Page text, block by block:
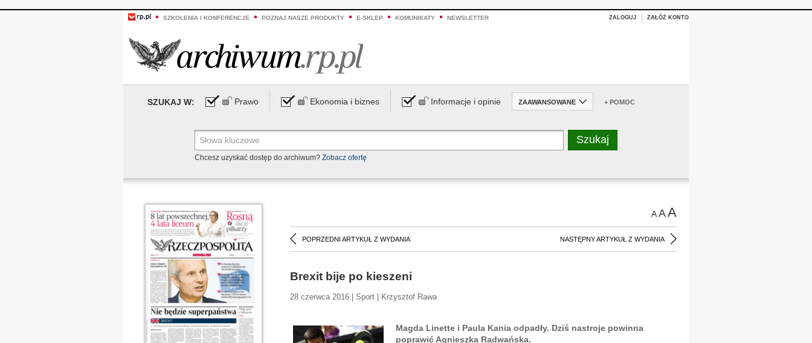
SZKOLENIA I KONFERENCJE POZNAJ NASZE PRODUKTY E-SKLEP KOMUNIKATY NEWSLETTER ZALOGUJ ZAŁÓŻ KONTO
SZUKAJ W: Prawo Ekonomia i biznes Informacje i opinie ZAAWANSOWANE + POMOC
Chcesz uzyskać dostęp do archiwum? Zobacz ofertę
AAA
POPRZEDNI ARTYKUŁ Z WYDANIA NASTĘPNY ARTYKUŁ Z WYDANIA
Brexit bije po kieszeni
28 czerwca 2016 | Sport | Krzysztof Rawa
Magda Linette i Paula Kania odpadły. Dziś nastroje powinna
poprawić Agnieszka Radwańska.